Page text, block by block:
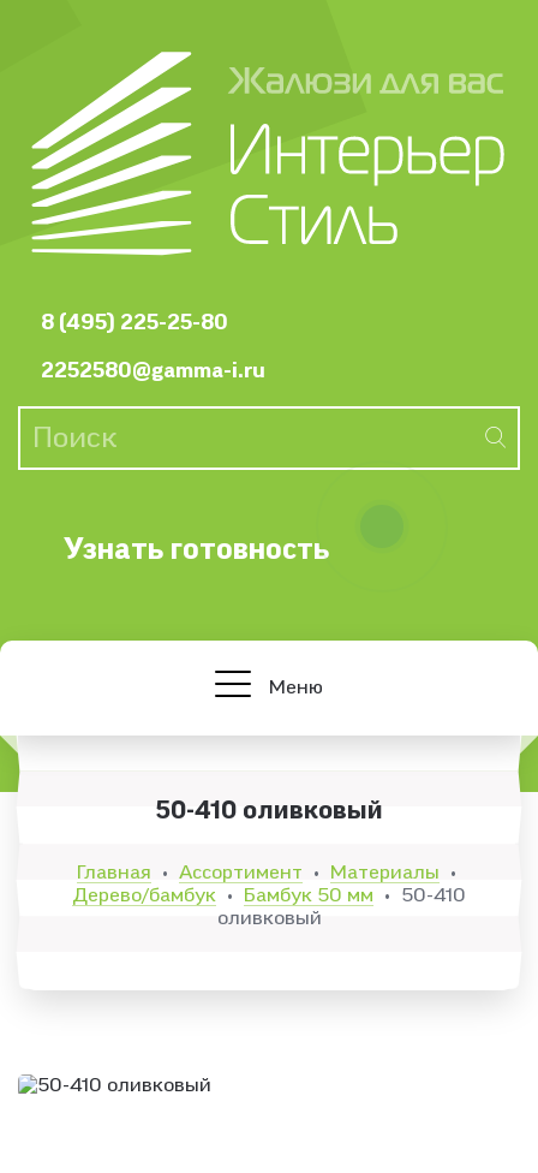
8 (495) 225-25-80
2252580@gamma-i.ru
Узнать готовность
Меню
50-410 оливковый
Главная • Ассортимент • Материалы •
Дерево/бамбук • Бамбук 50 мм •
50-410
оливковый